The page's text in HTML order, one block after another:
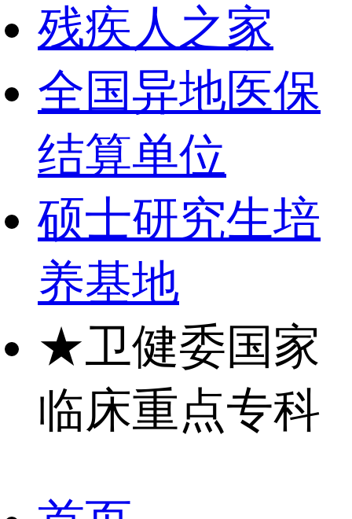
残疾人之家
全国异地医保
结算单位
硕士研究生培
养基地
★卫健委国家
临床重点专科